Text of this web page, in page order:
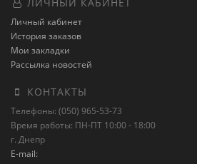
Личный кабинет
История заказов
Мои закладки
Рассылка новостей
КОНТАКТЫ
Телефоны: (050) 965-53-73
Время работы: ПН-ПТ 10:00 - 18:00
г. Днепр
E-mail: